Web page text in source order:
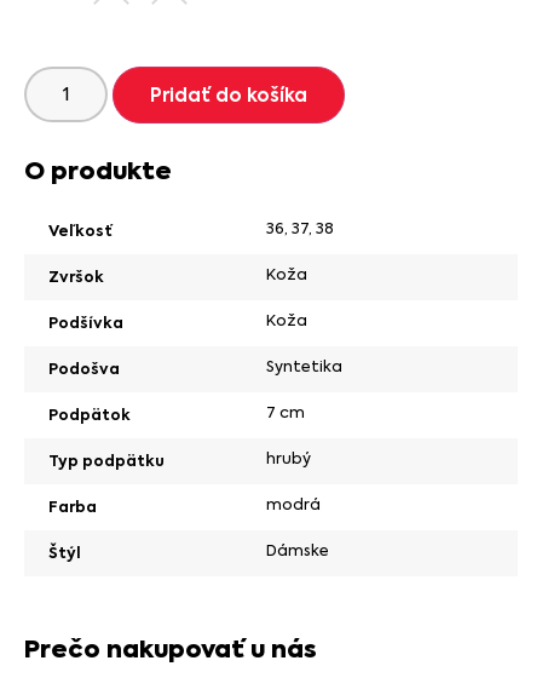
Pridať do košíka
O produkte
Veľkosť 36, 37, 38
Zvršok Koža
Podšívka Koža
Podošva Syntetika
Podpätok 7 cm
Typ podpätku hrubý
Farba modrá
Štýl Dámske
Prečo nakupovať u nás